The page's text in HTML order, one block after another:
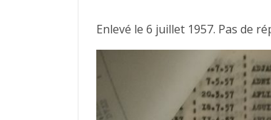
Enlevé le 6 juillet 1957. Pas de